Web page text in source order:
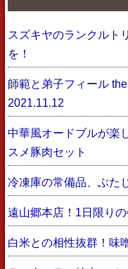
スズキヤのランクルト
を！
師範と弟子フィール
2021.11.12
中華風オードブルが楽
スメ豚肉セット
冷凍庫の常備品、ぶた
遠山郷本店！1日限り
白米との相性抜群！味